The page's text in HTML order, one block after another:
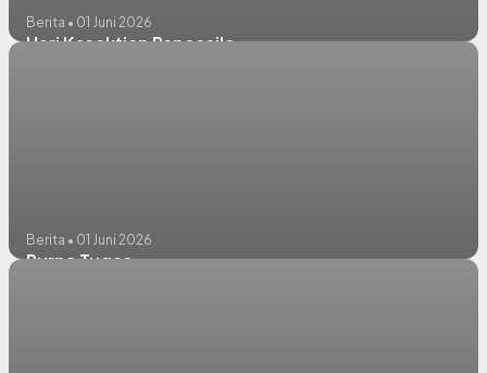
Berita • 01 Juni 2026
Hari Kesaktian Pancasila
Berita • 01 Juni 2026
Purna Tugas